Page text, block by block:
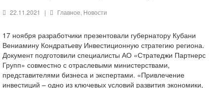
22.11.2021 | Главное, Новости
17 ноября разработчики презентовали губернатору Кубани
Вениамину Кондратьеву Инвестиционную стратегию региона.
Документ подготовили специалисты АО «Стратеджи Партнерс
Групп» совместно с отраслевыми министерствами,
представителями бизнеса и экспертами. «Привлечение
инвестиций – одно из ключевых условий развития экономики,